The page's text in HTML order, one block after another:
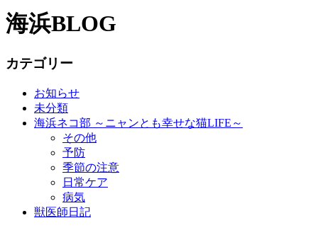
海浜BLOG
カテゴリー
お知らせ
未分類
海浜ネコ部 ～ニャンとも幸せな猫LIFE～
その他
予防
季節の注意
日常ケア
病気
獣医師日記